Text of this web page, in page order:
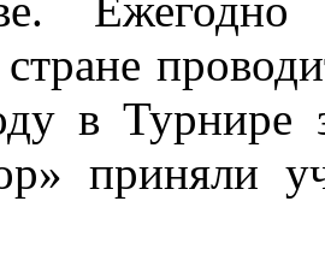
в Турнире
приняли